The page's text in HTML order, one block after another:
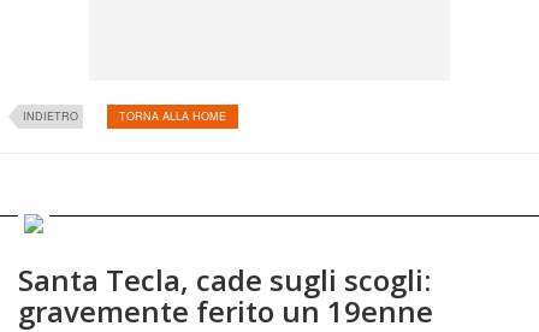
INDIETRO TORNA ALLA HOME
Santa Tecla, cade sugli scogli:
gravemente ferito un 19enne